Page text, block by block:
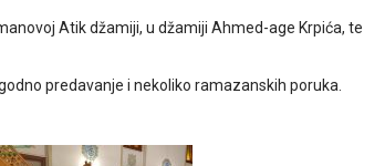
Atik džamiji, u džamiji Ahmed-age Krpića, te
predavanje i nekoliko ramazanskih poruka.